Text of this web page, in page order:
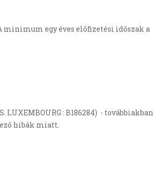
minimum egy éves előfizetési időszak a
LUXEMBOURG : B186284) - továbbiakban
hibák miatt.